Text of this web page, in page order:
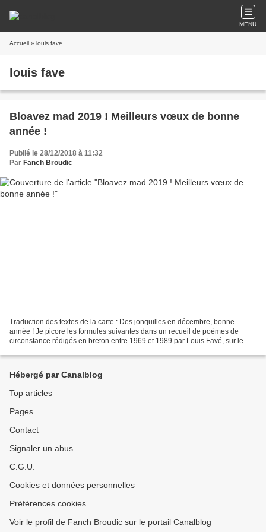
MENU
Accueil » louis fave
louis fave
Bloavez mad 2019 ! Meilleurs vœux de bonne
année !
Publié le 28/12/2018 à 11:32
Par Fanch Broudic
Traduction des textes de la carte : Des jonquilles en décembre, bonne
année ! Je picore les formules suivantes dans un recueil de poèmes de
circonstance rédigés en breton entre 1969 et 1989 par Louis Favé, sur le
Hébergé par Canalblog
Top articles
Pages
Contact
Signaler un abus
C.G.U.
Cookies et données personnelles
Préférences cookies
Voir le profil de Fanch Broudic sur le portail Canalblog